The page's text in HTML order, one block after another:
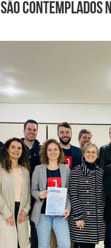
contemplados